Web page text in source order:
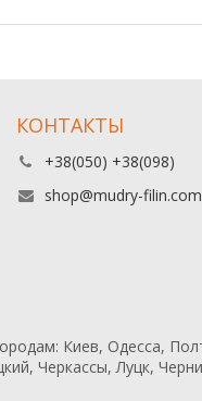
КОНТАКТЫ
+38(050) +38(098)
shop@mudry-
Киев, Одесса,
Черкассы, Луцк,